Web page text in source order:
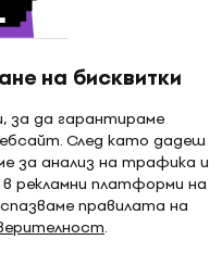
на бисквитки
за да гарантираме
След като дадеш
за анализ на трафика и
рекламни платформи на
правилата на
.
помага за потискане
промишлени машини.